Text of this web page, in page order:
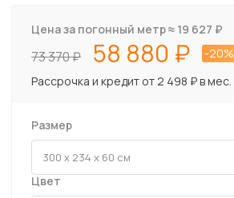
Цена за погонный метр ≈ 19 627 ₽
73 370 58 880
-20%
Рассрочка и кредит от 2 498 ₽ в мес.
Размер
Цвет